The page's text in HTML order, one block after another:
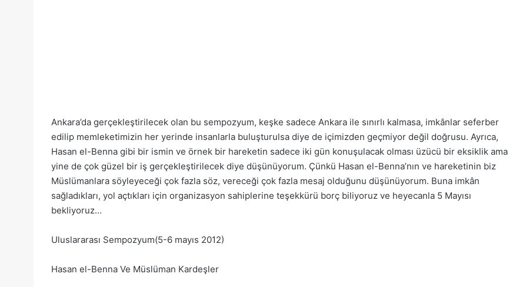
Ankara’da gerçekleştirilecek olan bu sempozyum, keşke sadece Ankara ile sınırlı kalmasa, imkânlar seferber
edilip memleketimizin her yerinde insanlarla buluşturulsa diye de içimizden geçmiyor değil doğrusu. Ayrıca,
Hasan el-Benna gibi bir ismin ve örnek bir hareketin sadece iki gün konuşulacak olması üzücü bir eksiklik ama
yine de çok güzel bir iş gerçekleştirilecek diye düşünüyorum. Çünkü Hasan el-Benna’nın ve hareketinin biz
Müslümanlara söyleyeceği çok fazla söz, vereceği çok fazla mesaj olduğunu düşünüyorum. Buna imkân
sağladıkları, yol açtıkları için organizasyon sahiplerine teşekkürü borç biliyoruz ve heyecanla 5 Mayısı
bekliyoruz…
Uluslararası Sempozyum(5-6 mayıs 2012)
Hasan el-Benna Ve Müslüman Kardeşler